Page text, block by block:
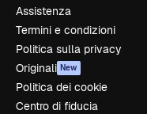
Assistenza
Termini e condizioni
Politica sulla privacy
Originali New
Politica dei cookie
Centro di fiducia